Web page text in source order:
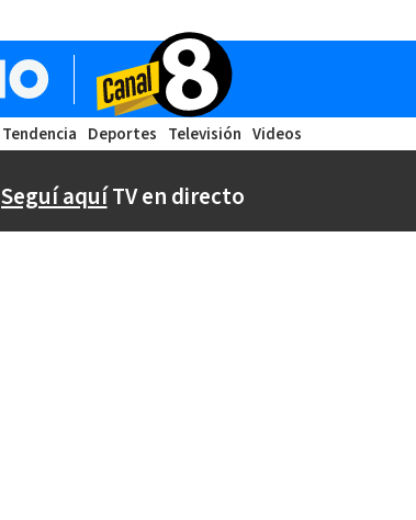
Tendencia Deportes Televisión Videos
Seguí aquíTV en directo